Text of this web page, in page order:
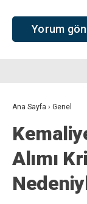
Ana Sayfa › Genel
Alımı